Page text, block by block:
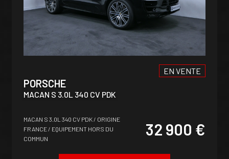
EN VENTE
PORSCHE
MACAN S 3.0L 340 CV PDK
MACAN S 3.0L 340 CV PDK / ORIGINE
FRANCE / EQUIPEMENT HORS DU
COMMUN
32 900 €